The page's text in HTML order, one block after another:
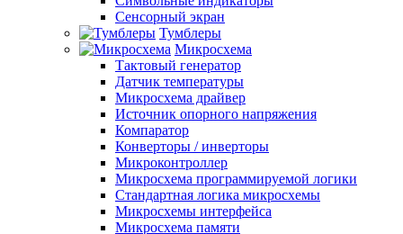
Сенсорный экран
Тумблеры
Микросхема
Тактовый генератор
Датчик температуры
Микросхема драйвер
Источник опорного напряжения
Компаратор
Конверторы / инверторы
Микроконтроллер
Микросхема программируемой логики
Стандартная логика микросхемы
Микросхемы интерфейса
Микросхема памяти